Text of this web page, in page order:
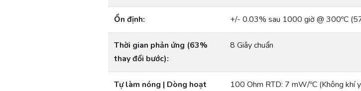
Ổn định: +/- 0.03% sau 1000 giờ @ 300ºC
Thời gian phản ứng (63%
thay đổi bước):
8 Giây chuẩn
Tự làm nóng | Dòng hoạt
100 Ohm RTD: 7 mW/ºC (Không khí